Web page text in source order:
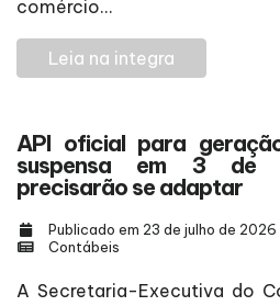
comércio...
Leia na integra
API oficial para
suspensa em 3 de
precisarão se adaptar
Publicado em 23 de julho de 2026
Contábeis
A Secretaria-Executiva do